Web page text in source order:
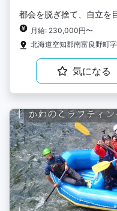
都会を脱ぎ捨て、自立を
月給: 230,000円〜
北海道空知郡南富良野町
気になる